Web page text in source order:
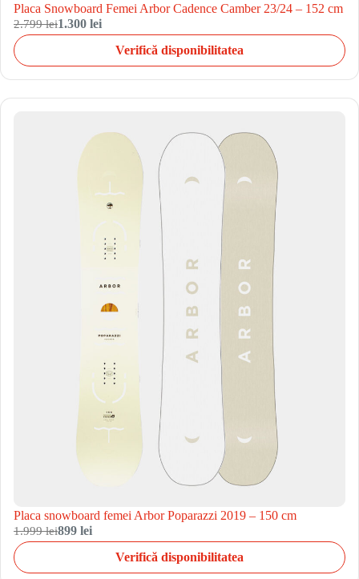
Placa Snowboard Femei Arbor Cadence Camber 23/24 – 152 cm
2.799 lei1.300 lei
Verifică disponibilitatea
Placa snowboard femei Arbor Poparazzi 2019 – 150 cm
1.999 lei899 lei
Verifică disponibilitatea